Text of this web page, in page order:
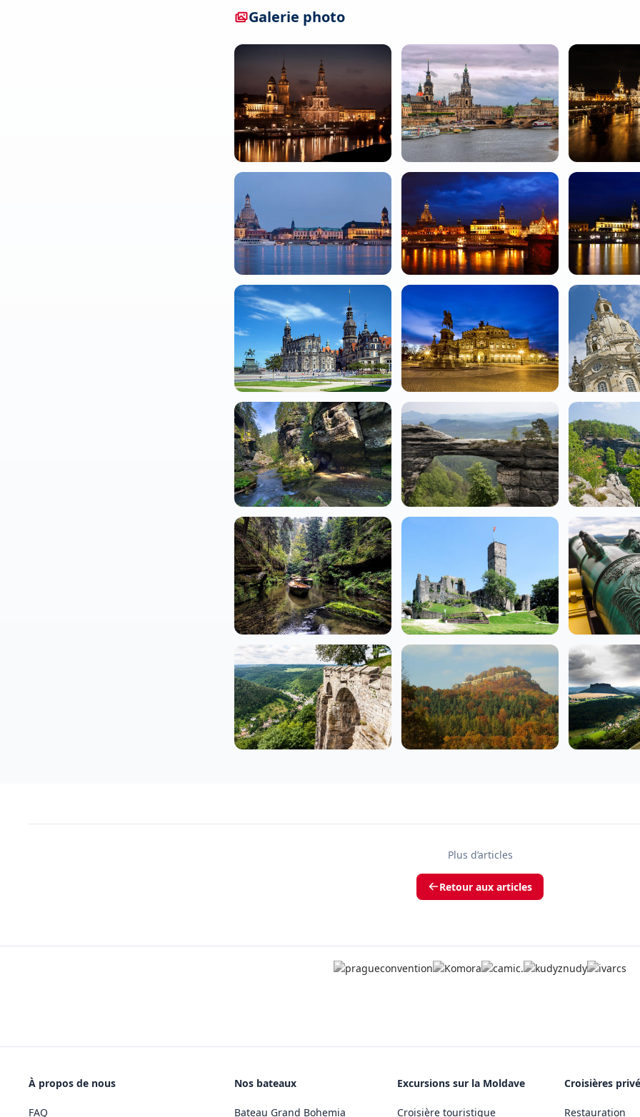
Galerie photo
Plus d’articles
Retour aux articles
À propos de nous
FAQ
Nos bateaux
Bateau Grand Bohemia
Excursions sur la Moldave
Croisière touristique
Croisières
Restauration